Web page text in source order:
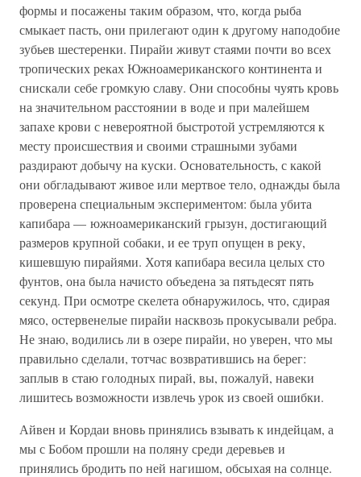
формы и посажены таким образом, что, когда рыба
смыкает пасть, они прилегают один к другому наподобие
зубьев шестеренки. Пирайи живут стаями почти во всех
тропических реках Южноамериканского континента и
снискали себе громкую славу. Они способны чуять кровь
на значительном расстоянии в воде и при малейшем
запахе крови с невероятной быстротой устремляются к
месту происшествия и своими страшными зубами
раздирают добычу на куски. Основательность, с какой
они обгладывают живое или мертвое тело, однажды была
проверена специальным экспериментом: была убита
капибара — южноамериканский грызун, достигающий
размеров крупной собаки, и ее труп опущен в реку,
кишевшую пирайями. Хотя капибара весила целых сто
фунтов, она была начисто объедена за пятьдесят пять
секунд. При осмотре скелета обнаружилось, что, сдирая
мясо, остервенелые пирайи насквозь прокусывали ребра.
Не знаю, водились ли в озере пирайи, но уверен, что мы
правильно сделали, тотчас возвратившись на берег:
заплыв в стаю голодных пирай, вы, пожалуй, навеки
лишитесь возможности извлечь урок из своей ошибки.
Айвен и Кордаи вновь принялись взывать к индейцам, а
мы с Бобом прошли на поляну среди деревьев и
принялись бродить по ней нагишом, обсыхая на солнце.